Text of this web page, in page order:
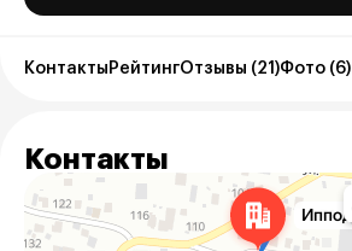
Контакты РейтингОтзывы (21)Фото (6)
Контакты